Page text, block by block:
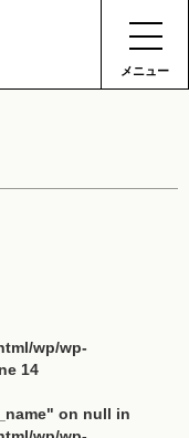
メニュー
wp/wp-
14
on null in